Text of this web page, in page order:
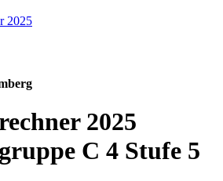
2025
2025
C 4 Stufe 5